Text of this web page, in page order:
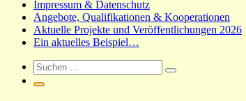
Impressum & Datenschutz
Angebote, Qualifikationen & Kooperationen
Aktuelle Projekte und Veröffentlichungen 2026
Ein aktuelles Beispiel…